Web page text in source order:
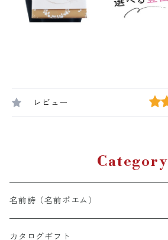
レビュー
Category
名前詩（名前ポエム）
有料オプション(額・詩・他）
カタログギフト